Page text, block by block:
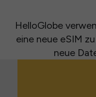
HelloGlobe
eine neue eSIM
neue